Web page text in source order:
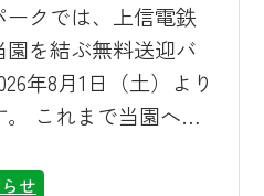
クでは、上信電鉄
を結ぶ無料送迎バ
年8月1日（土）より
の
提となっておりまし
せ